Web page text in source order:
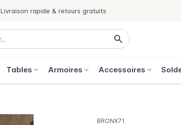
Livraison rapide & retours gratuits
Tables Armoires Accessoires
BRONX71